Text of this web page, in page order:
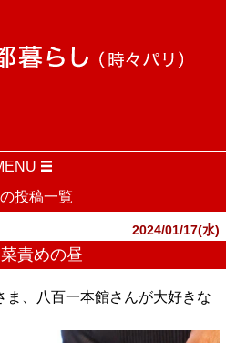
投稿一覧
2024/01/17(水)
責めの昼
ま、八百一本館さんが大好きな